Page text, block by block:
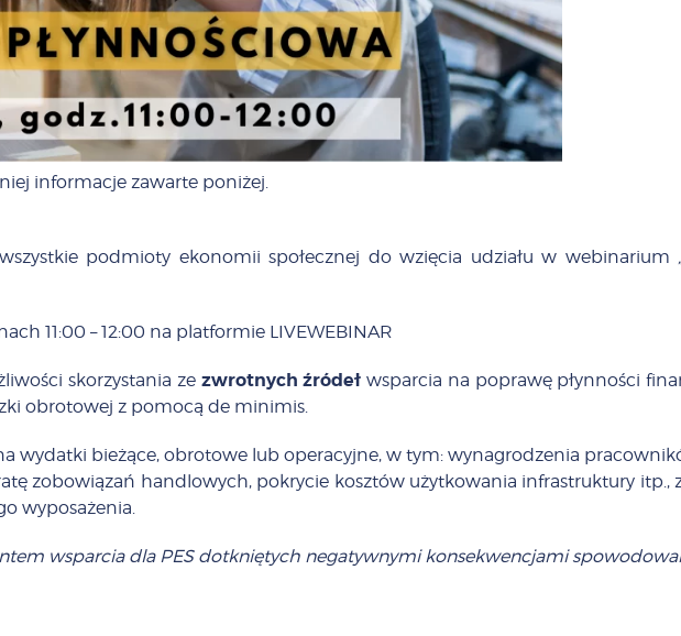
informacje zawarte poniżej.
podmioty ekonomii społecznej do wzięcia udziału w webinarium
11:00 – 12:00 na platformie LIVEWEBINAR
skorzystania ze zwrotnych źródeł wsparcia na poprawę płynności
obrotowej z pomocą de minimis.
wydatki bieżące, obrotowe lub operacyjne, w tym: wynagrodzenia
zobowiązań handlowych, pokrycie kosztów użytkowania infrastruktury itp.,
wyposażenia.
wsparcia dla PES dotkniętych negatywnymi konsekwencjami